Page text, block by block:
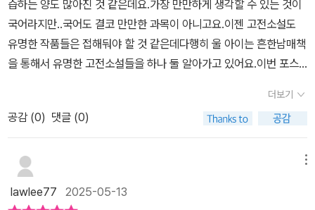
남매 #흔한남매책 #초등추천도서 #어린이책 #흔남만화 #고전추천
#흔남고전 #고전읽기
고전을 미리 접할 수 있고, 시대적 배경과 가치관도 간접 체험할 수 있
어요. ‘심청이가 아빠를 위해 눈먼 장님을 대신해 바다에 뛰어든 이야
기’는 요즘 아이들에게는 너무 생소하지만, ‘에이미가 도와줘서 그 장
할 수 있는 기회를 주더라고요. ​사실 고전이 꼭 어렵고 무겁게만 느껴
질 필요는 없잖아요. 이 책처럼 아이의 눈높이에서, 친근한 캐릭터와
함께, 즐거운 이야기로 풀어낸다면 고전 문학은 더 이상 먼 세계가 아
니라 친근한 친구가 될 수 있답니다.​선아는 책을 읽은 뒤, ‘다음 권은
어떤 고전일까?’ 하며 기대감을 갖게 됐어요. 고전이 어렵다고 느끼
는 아이에게 꼭 권해주고 싶은 책, 그리고 어른이 읽어도 흐뭇한 웃음
무나 유명한 이야기인데, 이 책을 통해 다시 한 번 내용을 정리할 수
있었고, 가족을 향한 사랑과 희생이라는 깊은 의미도 자연스럽게 느
낄 수 있었어요. 여우 누이 설화와 서동지전은 조금 낯설었지만, 각각
의 재미있는 사건과 등장인물 덕분에 끝까지 흥미롭게 읽을 수 있었
어요. <흔한남매 이상한 나라의 고전 읽기 7>은 단순히 고전 이야기
만 전하는 것이 아니라, 그 안에 담긴 옛사람들의 생각과 가치, 그리고
있게 접할 수 있다는 점이 정말 좋았어요. 또한 책 속 ‘흔한남매의 독
후감’을 통해 단순한 이야기 전달을 넘어, 고전 속에 담긴 역사적 사실
습하는 양도 많아진 것 같은데요.가장 만만하게 생각할 수 있는 것이
국어라지만..국어도 결코 만만한 과목이 아니고요.​이젠 고전소설도
유명한 작품들은 접해둬야 할 것 같은데다행히 울 아이는 흔한남매책
을 통해서 유명한 고전소설들을 하나 둘 알아가고 있어요.이번 포스
로..흔한남매 고전 읽기 7가 그 주인공으로요.​어느새 7권까지 출간된
흔남고전인데 덕분에 그동안 접한 필수 고전책들이 제법 되는 것 같
네요.재미있는 흔남만화 <흔한남매 고전 읽기 7>에서는 심청전여우
누이 설화서동지전을 만나볼 수 있었어요.아주 유명한 심청전부터 오
싹한 공포영화를 연상시키는 여우 누이 설화와동물이 주인공으로 나
오는 우화소설이면서 법정 드라마가 있는 송사소설이기도 한서동지
더보기
공감 (0) 댓글 (0)
lawlee77 2025-05-13